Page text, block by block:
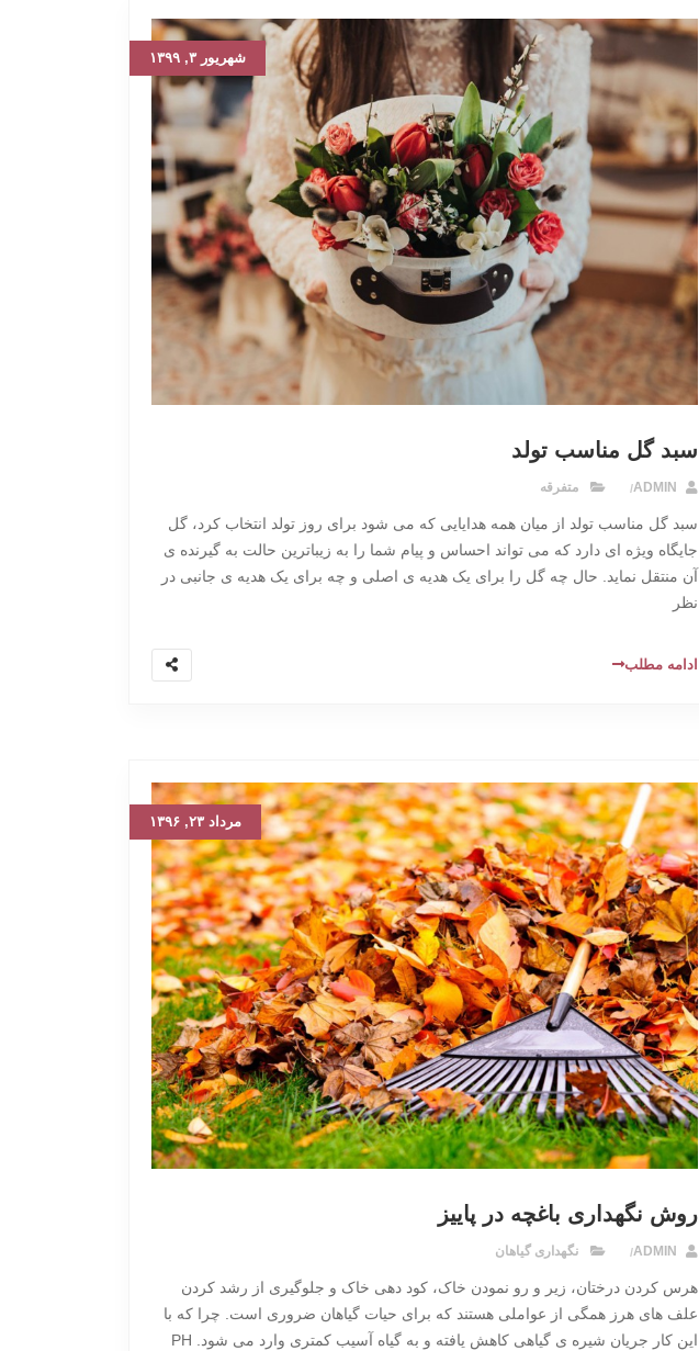
شهریور ۳, ۱۳۹۹
سبد گل مناسب تولد
متفرقه
سبد گل مناسب تولد از میان همه هدایایی که می شود برای روز تولد انتخاب کرد، گل
جایگاه ویژه ای دارد که می تواند احساس و پیام شما را به زیباترین حالت به گیرنده ی
آن منتقل نماید. حال چه گل را برای یک هدیه ی اصلی و چه برای یک هدیه ی جانبی در
نظر
ادامه مطلب
مرداد ۲۳, ۱۳۹۶
روش نگهداری باغچه در پاییز
نگهداری گیاهان
هرس کردن درختان، زیر و رو نمودن خاک، کود دهی خاک و جلوگیری از رشد کردن
علف های هرز همگی از عواملی هستند که برای حیات گیاهان ضروری است. چرا که با
این کار جریان شیره ی گیاهی کاهش یافته و به گیاه آسیب کمتری وارد می شود. PH